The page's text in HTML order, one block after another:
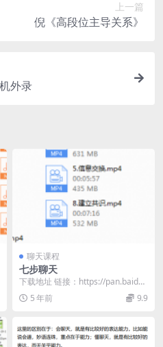
上一篇
倪《高段位主导关系》
外录
聊天课程
七步聊天
下载地址 链接：https://pan.baidu.
com/s/1peP6XjU...
5 年前 9.9